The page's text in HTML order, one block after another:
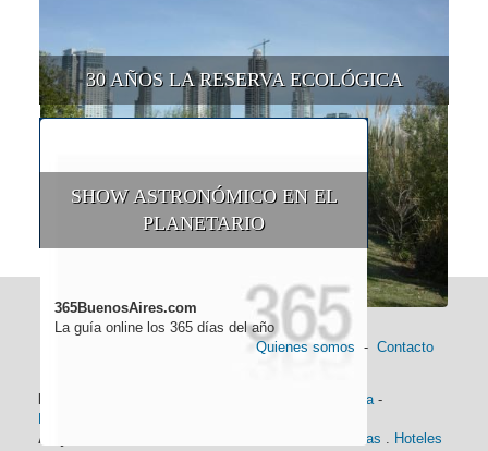
30 AÑOS LA RESERVA ECOLÓGICA
SHOW ASTRONÓMICO EN EL
PLANETARIO
365BuenosAires.com
La guía online los 365 días del año
Quienes somos - Contacto
Historia-
Alojamiento:
Hoteles 4 Estrellas . Hoteles